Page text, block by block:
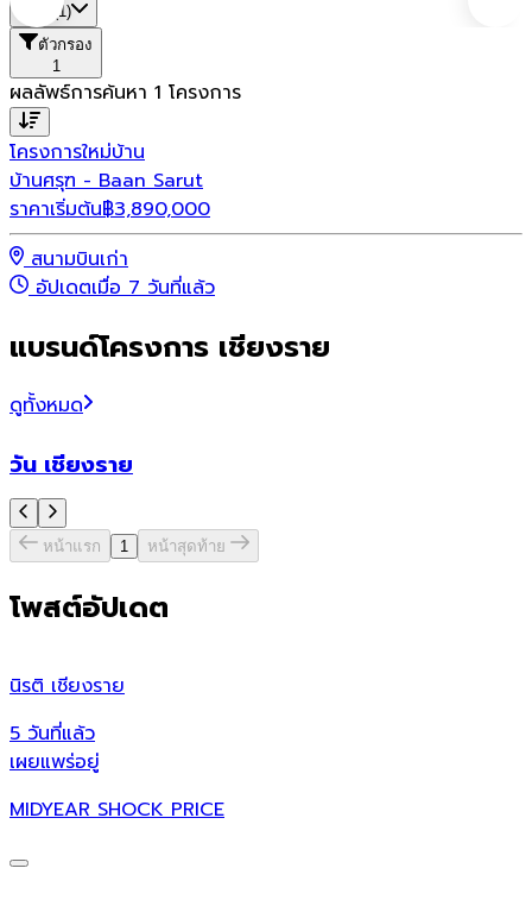
(1)
ตัวกรอง
1
ผลลัพธ์การค้นหา 1 โครงการ
โครงการใหม่บ้าน
บ้านศรุฑ - Baan Sarut
ราคาเริ่มต้น฿3,890,000
สนามบินเก่า
อัปเดตเมื่อ 7 วันที่แล้ว
แบรนด์โครงการ เชียงราย
ดูทั้งหมด
วัน เชียงราย
หน้าแรก 1 หน้าสุดท้าย
โพสต์อัปเดต
นิรติ เชียงราย
5 วันที่แล้ว
เผยแพร่อยู่
MIDYEAR SHOCK PRICE